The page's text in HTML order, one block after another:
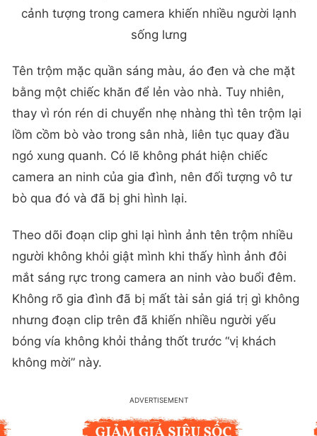
cảnh tượng trong camera khiến nhiều người lạnh
sống lưng
Tên trộm mặc quần sáng màu, áo đen và che mặt
bằng một chiếc khăn để lẻn vào nhà. Tuy nhiên,
thay vì rón rén di chuyển nhẹ nhàng thì tên trộm lại
lồm cồm bò vào trong sân nhà, liên tục quay đầu
ngó xung quanh. Có lẽ không phát hiện chiếc
camera an ninh của gia đình, nên đối tượng vô tư
bò qua đó và đã bị ghi hình lại.
Theo dõi đoạn clip ghi lại hình ảnh tên trộm nhiều
người không khỏi giật mình khi thấy hình ảnh đôi
mắt sáng rực trong camera an ninh vào buổi đêm.
Không rõ gia đình đã bị mất tài sản giá trị gì không
nhưng đoạn clip trên đã khiến nhiều người yếu
bóng vía không khỏi thảng thốt trước “vị khách
không mời” này.